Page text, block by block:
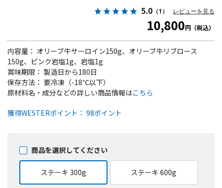
5.0 （1） レビューを見る
10,800円（税込）
内容量： オリーブ牛サーロイン150g、オリーブ牛リブロース
150g、ピンク岩塩1g、岩塩1g
賞味期限： 製造日から180日
保存方法： 要冷凍（-18℃以下）
獲得WESTERポイント： 98ポイント
商品を選択してください
ステーキ 300g ステーキ 600g
原材料名・成分などの詳しい商品情報はこちら